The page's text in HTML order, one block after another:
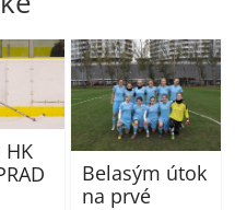
HK
Belasým útok
na prvé